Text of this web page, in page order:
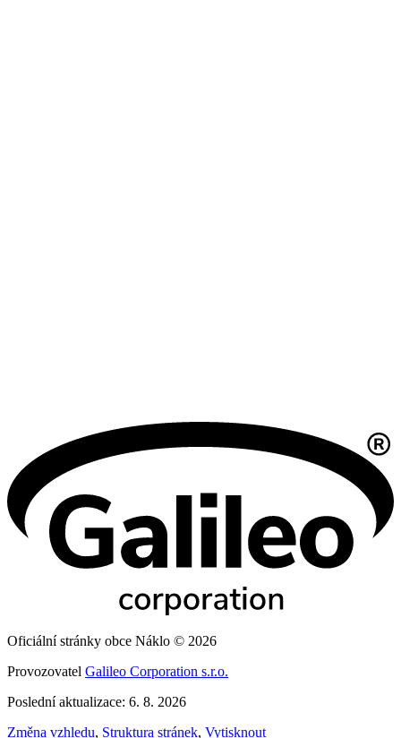
Oficiální stránky obce Náklo © 2026
Provozovatel Galileo Corporation s.r.o.
Poslední aktualizace: 6. 8. 2026
Změna vzhledu, Struktura stránek, Vytisknout